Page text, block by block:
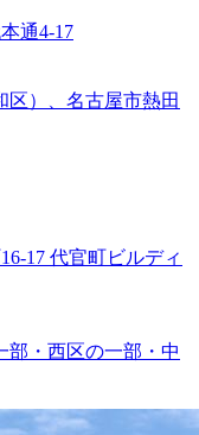
通4-17
区）、名古屋市熱田
17 代官町ビルディ
部・西区の一部・中